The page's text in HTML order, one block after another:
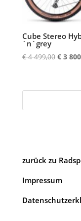
Cube Stereo
´n´grey
€4 499,00
€ 4
€3
zurück zu
Impressum